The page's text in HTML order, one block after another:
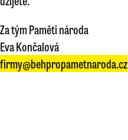
Za tým Paměti národa
Eva Končalová
firmy@behpropametnaroda.cz